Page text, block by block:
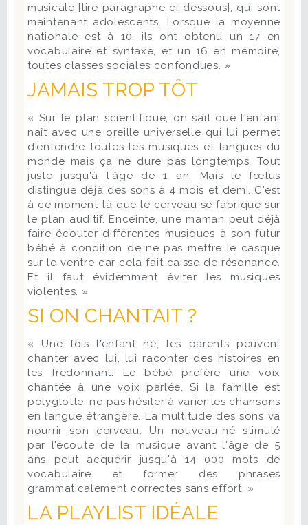
musicale [lire paragraphe ci-dessous], qui sont
maintenant adolescents. Lorsque la moyenne
nationale est à 10, ils ont obtenu un 17 en
vocabulaire et syntaxe, et un 16 en mémoire,
toutes classes sociales confondues. »
JAMAIS TROP TÔT
« Sur le plan scientifique, on sait que l'enfant
naît avec une oreille universelle qui lui permet
d'entendre toutes les musiques et langues du
monde mais ça ne dure pas longtemps. Tout
juste jusqu'à l'âge de 1 an. Mais le fœtus
distingue déjà des sons à 4 mois et demi. C'est
à ce moment-là que le cerveau se fabrique sur
le plan auditif. Enceinte, une maman peut déjà
faire écouter différentes musiques à son futur
bébé à condition de ne pas mettre le casque
sur le ventre car cela fait caisse de résonance.
Et il faut évidemment éviter les musiques
violentes. »
SI ON CHANTAIT ?
« Une fois l'enfant né, les parents peuvent
chanter avec lui, lui raconter des histoires en
les fredonnant. Le bébé préfère une voix
chantée à une voix parlée. Si la famille est
polyglotte, ne pas hésiter à varier les chansons
en langue étrangère. La multitude des sons va
nourrir son cerveau. Un nouveau-né stimulé
par l'écoute de la musique avant l'âge de 5
ans peut acquérir jusqu'à 14 000 mots de
vocabulaire et former des phrases
grammaticalement correctes sans effort. »
LA PLAYLIST IDÉALE